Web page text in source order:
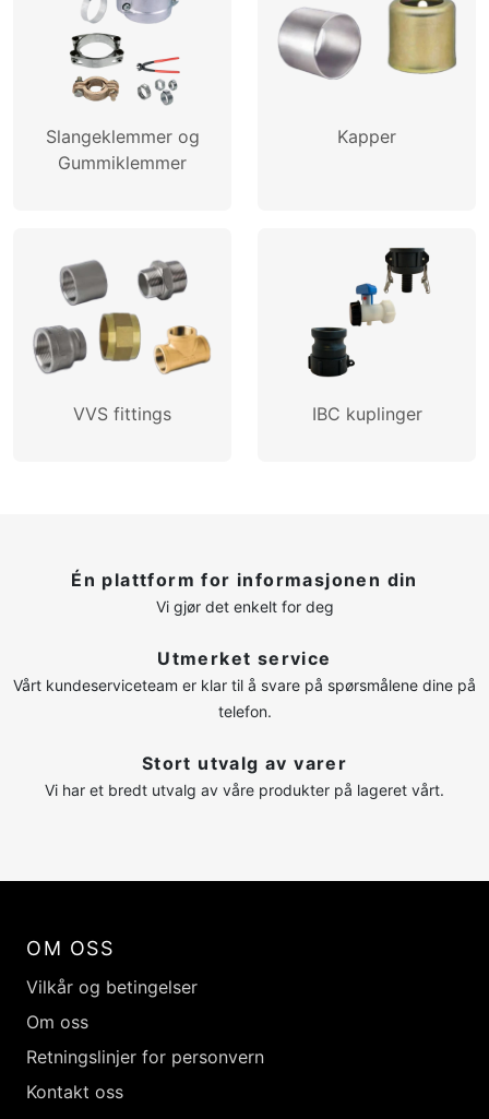
Slangeklemmer og
Gummiklemmer
Kapper
VVS fittings IBC kuplinger
Én plattform for informasjonen din
Vi gjør det enkelt for deg
Utmerket service
Vårt kundeserviceteam er klar til å svare på spørsmålene dine på
telefon.
Stort utvalg av varer
Vi har et bredt utvalg av våre produkter på lageret vårt.
OM OSS
Vilkår og betingelser
Om oss
Retningslinjer for personvern
Kontakt oss